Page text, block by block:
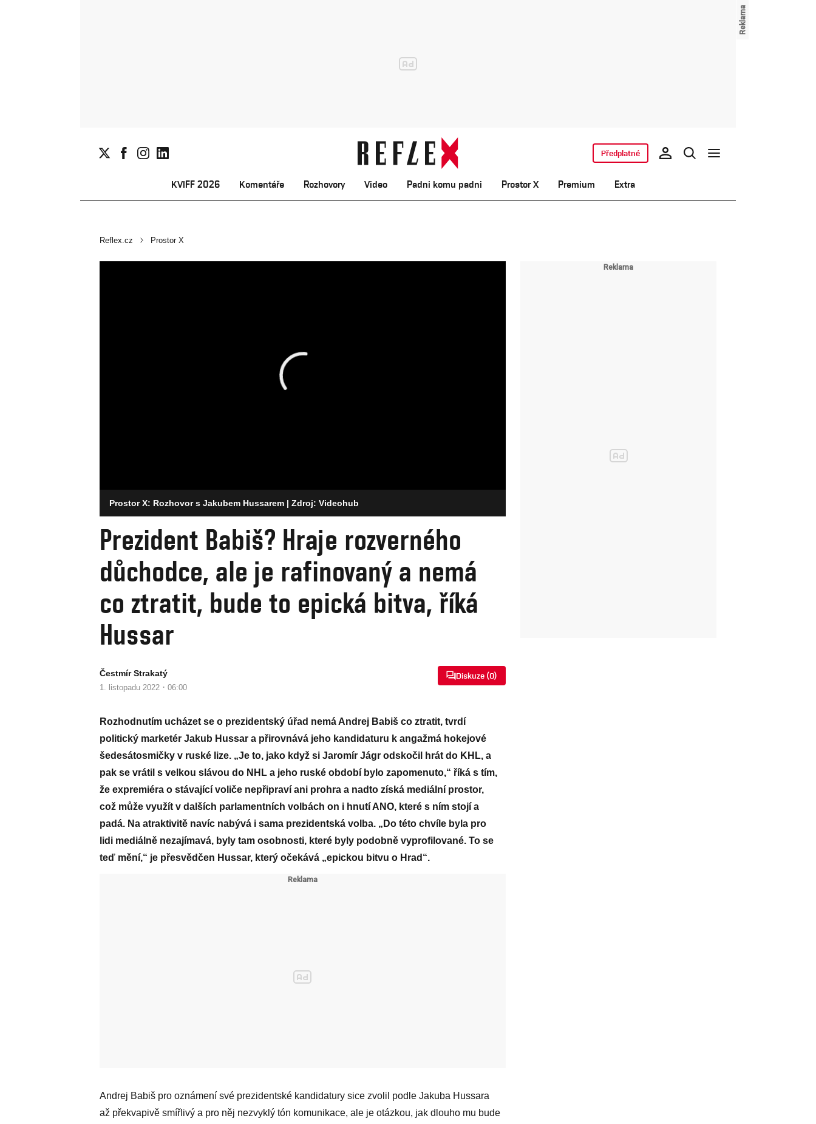
KVIFF 2026 Komentáře Rozhovory Video Padni komu padni Prostor X Premium Extra
Předplatné
Reflex.cz Prostor X
Prostor X: Rozhovor s Jakubem Hussarem | Zdroj: Videohub
Prezident Babiš? Hraje rozverného
důchodce, ale je rafinovaný a nemá
co ztratit, bude to epická bitva, říká
Hussar
Čestmír Strakatý
1. listopadu 2022 · 06:00
Diskuze (0)
Rozhodnutím ucházet se o prezidentský úřad nemá Andrej Babiš co ztratit, tvrdí
politický marketér Jakub Hussar a přirovnává jeho kandidaturu k angažmá hokejové
šedesátosmičky v ruské lize. „Je to, jako když si Jaromír Jágr odskočil hrát do KHL, a
pak se vrátil s velkou slávou do NHL a jeho ruské období bylo zapomenuto,“ říká s tím,
že expremiéra o stávající voliče nepřipraví ani prohra a nadto získá mediální prostor,
což může využít v dalších parlamentních volbách on i hnutí ANO, které s ním stojí a
padá. Na atraktivitě navíc nabývá i sama prezidentská volba. „Do této chvíle byla pro
lidi mediálně nezajímavá, byly tam osobnosti, které byly podobně vyprofilované. To se
teď mění,“ je přesvědčen Hussar, který očekává „epickou bitvu o Hrad“.
Andrej Babiš pro oznámení své prezidentské kandidatury sice zvolil podle Jakuba Hussara
až překvapivě smířlivý a pro něj nezvyklý tón komunikace, ale je otázkou, jak dlouho mu bude